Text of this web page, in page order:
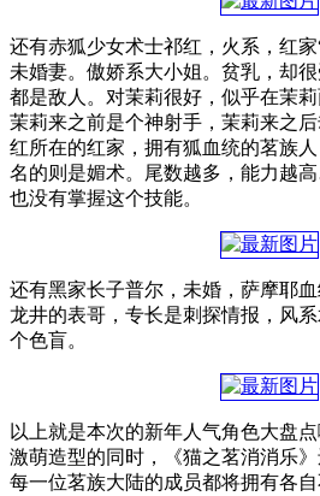
还有赤狐少女术士祁红，火系，红
未婚妻。傲娇系大小姐。贫乳，却
都是敌人。对茉莉很好，似乎在茉
茉莉来之前是个神射手，茉莉来之
红所在的红家，拥有狐血统的茗族
名的则是媚术。尾数越多，能力越
也没有掌握这个技能。
还有黑家长子普尔，未婚，萨摩耶
龙井的表哥，专长是刺探情报，风
个色盲。
以上就是本次的新年人气角色大盘
激萌造型的同时，《猫之茗消消乐》
每一位茗族大陆的成员都将拥有各